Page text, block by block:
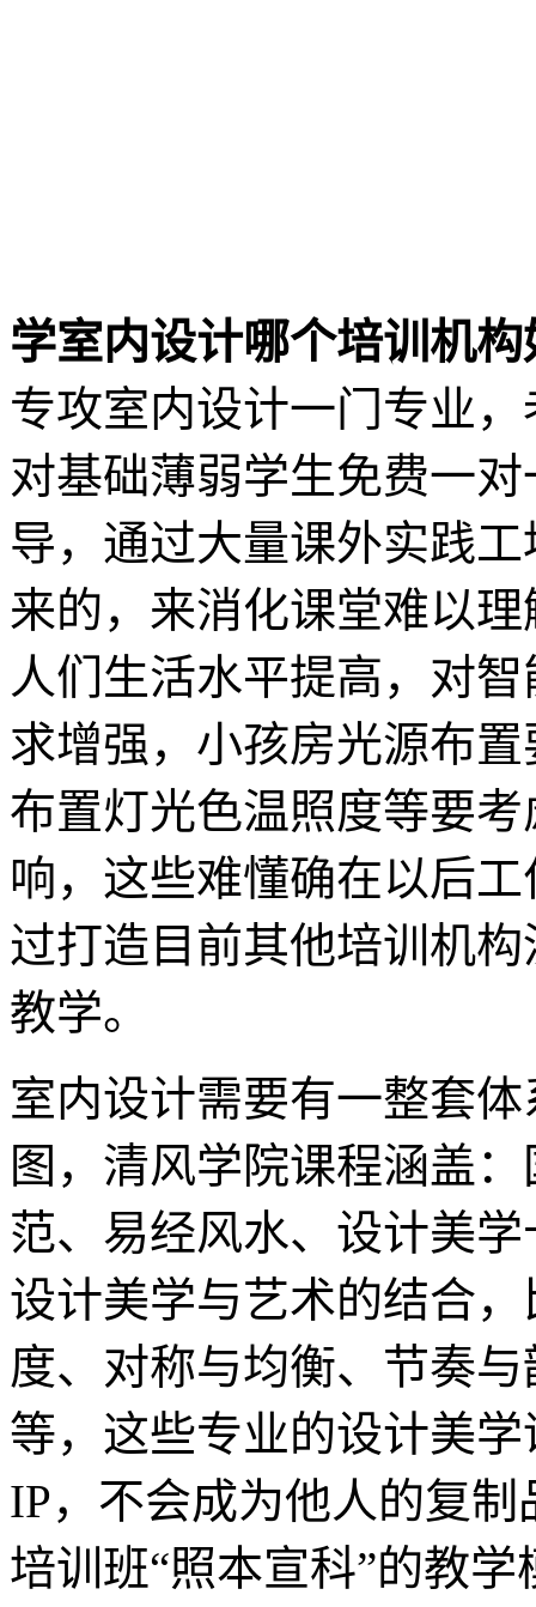
学室内设计哪个培训机构
专攻室内设计一门专业
对基础薄弱学生免费一
导，通过大量课外实践
来的，来消化课堂难以
人们生活水平提高，对
求增强，小孩房光源布
布置灯光色温照度等要
响，这些难懂确在以后
过打造目前其他培训机
教学。
室内设计需要有一整套
图，清风学院课程涵盖
范、易经风水、设计美
设计美学与艺术的结合
度、对称与均衡、节奏
等，这些专业的设计美
IP，不会成为他人的复
培训班“照本宣科”的教